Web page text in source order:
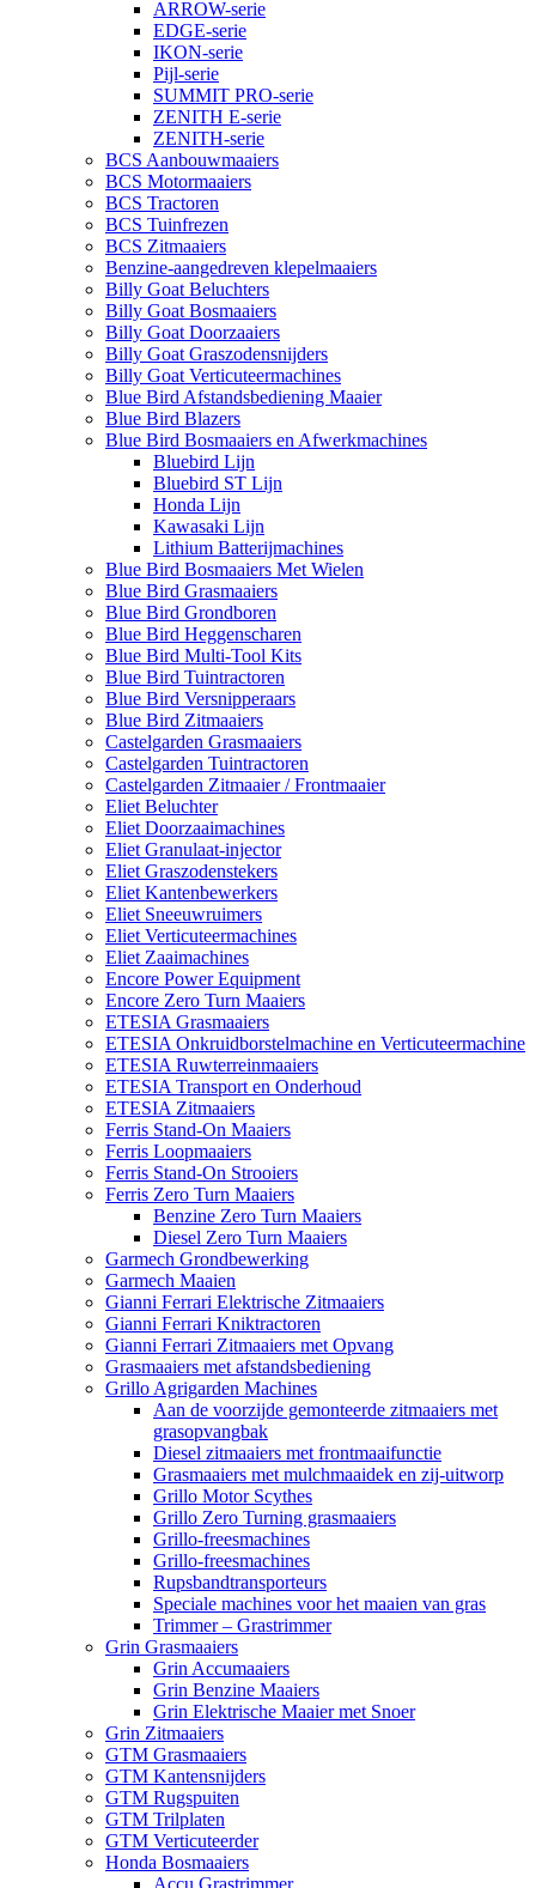
ARROW-serie
EDGE-serie
IKON-serie
Pijl-serie
SUMMIT PRO-serie
ZENITH E-serie
ZENITH-serie
BCS Aanbouwmaaiers
BCS Motormaaiers
BCS Tractoren
BCS Tuinfrezen
BCS Zitmaaiers
Benzine-aangedreven klepelmaaiers
Billy Goat Beluchters
Billy Goat Bosmaaiers
Billy Goat Doorzaaiers
Billy Goat Graszodensnijders
Billy Goat Verticuteermachines
Blue Bird Afstandsbediening Maaier
Blue Bird Blazers
Blue Bird Bosmaaiers en Afwerkmachines
Bluebird Lijn
Bluebird ST Lijn
Honda Lijn
Kawasaki Lijn
Lithium Batterijmachines
Blue Bird Bosmaaiers Met Wielen
Blue Bird Grasmaaiers
Blue Bird Grondboren
Blue Bird Heggenscharen
Blue Bird Multi-Tool Kits
Blue Bird Tuintractoren
Blue Bird Versnipperaars
Blue Bird Zitmaaiers
Castelgarden Grasmaaiers
Castelgarden Tuintractoren
Castelgarden Zitmaaier / Frontmaaier
Eliet Beluchter
Eliet Doorzaaimachines
Eliet Granulaat-injector
Eliet Graszodenstekers
Eliet Kantenbewerkers
Eliet Sneeuwruimers
Eliet Verticuteermachines
Eliet Zaaimachines
Encore Power Equipment
Encore Zero Turn Maaiers
ETESIA Grasmaaiers
ETESIA Onkruidborstelmachine en Verticuteermachine
ETESIA Ruwterreinmaaiers
ETESIA Transport en Onderhoud
ETESIA Zitmaaiers
Ferris Stand-On Maaiers
Ferris Loopmaaiers
Ferris Stand-On Strooiers
Ferris Zero Turn Maaiers
Benzine Zero Turn Maaiers
Diesel Zero Turn Maaiers
Garmech Grondbewerking
Garmech Maaien
Gianni Ferrari Elektrische Zitmaaiers
Gianni Ferrari Kniktractoren
Gianni Ferrari Zitmaaiers met Opvang
Grasmaaiers met afstandsbediening
Grillo Agrigarden Machines
Aan de voorzijde gemonteerde zitmaaiers met
grasopvangbak
Diesel zitmaaiers met frontmaaifunctie
Grasmaaiers met mulchmaaidek en zij-uitworp
Grillo Motor Scythes
Grillo Zero Turning grasmaaiers
Grillo-freesmachines
Grillo-freesmachines
Rupsbandtransporteurs
Speciale machines voor het maaien van gras
Trimmer – Grastrimmer
Grin Grasmaaiers
Grin Accumaaiers
Grin Benzine Maaiers
Grin Elektrische Maaier met Snoer
Grin Zitmaaiers
GTM Grasmaaiers
GTM Kantensnijders
GTM Rugspuiten
GTM Trilplaten
GTM Verticuteerder
Honda Bosmaaiers
Accu Grastrimmer